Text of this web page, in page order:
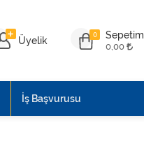
0 Sepetim
0,00
Üyelik
İş Başvurusu